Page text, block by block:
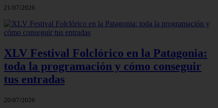
21/07/2026
XLV Festival Folclórico en la Patagonia:
toda la programación y cómo conseguir
tus entradas
20/07/2026